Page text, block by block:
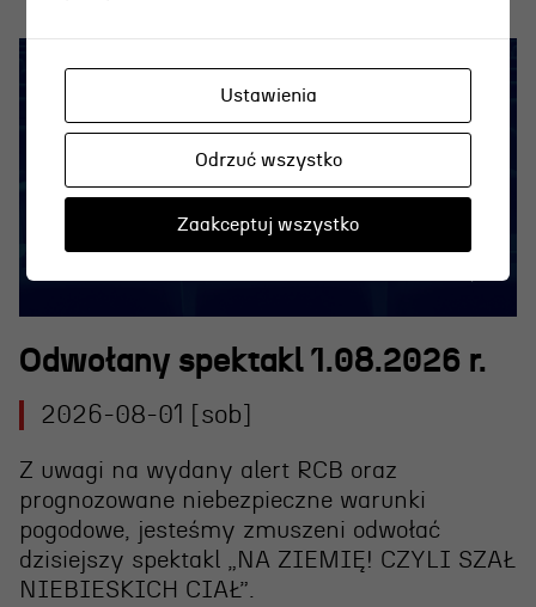
Odwołany spektakl 1.08.2026 r.
2026-08-01 [sob]
Z uwagi na wydany alert RCB oraz
prognozowane niebezpieczne warunki
pogodowe, jesteśmy zmuszeni odwołać
dzisiejszy spektakl „NA ZIEMIĘ! CZYLI SZAŁ
NIEBIESKICH CIAŁ”.
Ustawienia
Odrzuć wszystko
Zaakceptuj wszystko